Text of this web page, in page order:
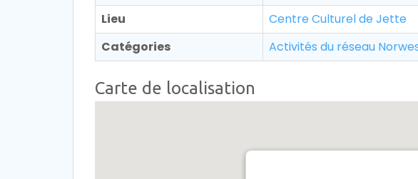
Lieu
Centre Culturel de Jette
Catégories
Activités du réseau
Carte de localisation